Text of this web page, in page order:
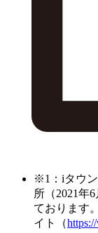
※1：iタウ
所（2021年
ております
イト（